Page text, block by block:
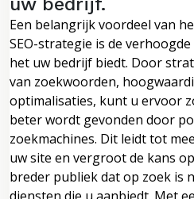
Een belangrijk voordeel van
SEO-strategie is de
het uw bedrijf biedt. Door
van zoekwoorden,
optimalisaties, kunt u ervoor
beter wordt gevonden door
zoekmachines. Dit leidt tot
uw site en vergroot de kans
breder publiek dat op zoek is
diensten die u aanbiedt. Met